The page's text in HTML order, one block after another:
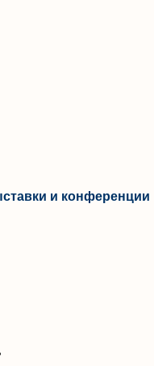
и конференции